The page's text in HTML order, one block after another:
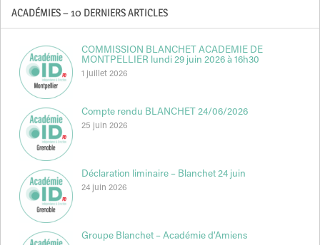
ACADÉMIES – 10 DERNIERS ARTICLES
COMMISSION BLANCHET ACADEMIE DE
MONTPELLIER lundi 29 juin 2026 à 16h30
1 juillet 2026
Compte rendu BLANCHET 24/06/2026
25 juin 2026
Déclaration liminaire – Blanchet 24 juin
24 juin 2026
Groupe Blanchet – Académie d’Amiens